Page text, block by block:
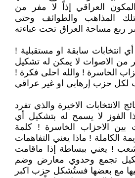
العراقي إذاً لا مفر من
المذاهب والطوائف وحتى
ربع مساحة العراق تحت عباءته
انتخابات سابقة او مستقبلية !
من الاصوات لا يمكن له تشكيل
الخاسرة ! والله احلى فكرة !
حزب إرهابي او غير عراقي
الانتخابات الاخيرة والذي تفرد
الفوز لا يسمح له بتشكيل أي
بين الاحزاب الخاسرة ! كلمة
الكاملة ! ماذا يعني التفاهمات
! يعني ببساطة إذا ماقامت
تجمع وحدوي معارض وضم
مع بعضها فستُشكل حزب اكبر